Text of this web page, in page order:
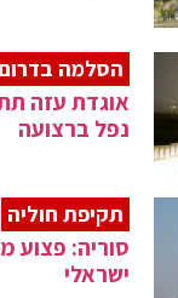
הסלמה בדרום
אוגדת עזה
נפל ברצועה
תקיפת חוליה
סוריה: פצוע
ישראלי